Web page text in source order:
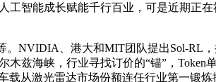
智能成长赋能千行百业，可是近期正
、港大和MIT团队提出Sol-RL
兹海峡，行业寻找订价的“锚”，
从激光雷达市场份额连任行业第一锻